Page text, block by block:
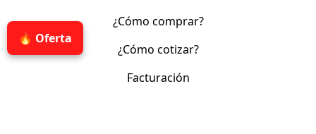
🔥 Oferta
¿Cómo comprar?
¿Cómo cotizar?
Facturación